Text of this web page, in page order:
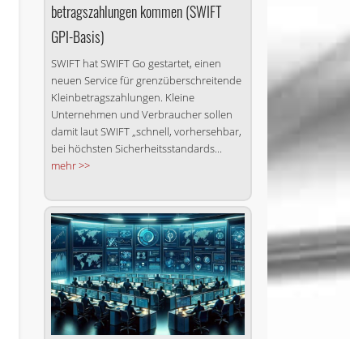
be­trags­zah­lun­gen kommen (SWIFT
GPI-Basis)
SWIFT hat SWIFT Go gestartet, einen
neuen Service für grenz­über­schreitende
Kleinbetragszahlungen. Kleine
Unternehmen und Verbraucher sollen
damit laut SWIFT „schnell, vorhersehbar,
bei höchsten Sicherheitsstandards...
mehr >>